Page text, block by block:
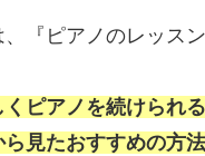
『ピアノのレッスン
ピアノを続けられる
ら見たおすすめの方